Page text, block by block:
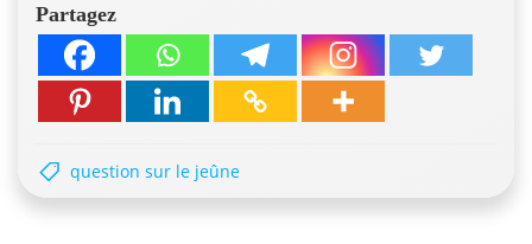
Partagez
question sur le jeûne